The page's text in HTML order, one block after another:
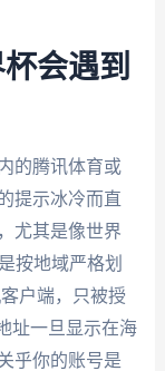
会遇到
的腾讯体育或
提示冰冷而直
尤其是像世界
按地域严格划
户端，只被授
址一旦显示在海
乎你的账号是